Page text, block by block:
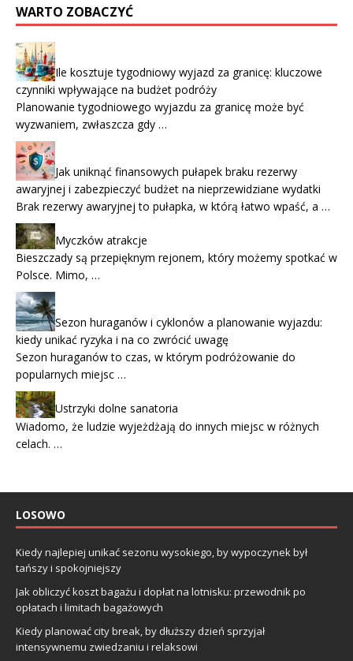
WARTO ZOBACZYĆ
Ile kosztuje tygodniowy wyjazd za granicę: kluczowe
czynniki wpływające na budżet podróży
Planowanie tygodniowego wyjazdu za granicę może być
wyzwaniem, zwłaszcza gdy …
Jak uniknąć finansowych pułapek braku rezerwy
awaryjnej i zabezpieczyć budżet na nieprzewidziane wydatki
Brak rezerwy awaryjnej to pułapka, w którą łatwo wpaść, a …
Myczków atrakcje
Bieszczady są przepięknym rejonem, który możemy spotkać w
Polsce. Mimo, …
Sezon huraganów i cyklonów a planowanie wyjazdu:
kiedy unikać ryzyka i na co zwrócić uwagę
Sezon huraganów to czas, w którym podróżowanie do
popularnych miejsc …
Ustrzyki dolne sanatoria
Wiadomo, że ludzie wyjeżdżają do innych miejsc w różnych
celach. …
LOSOWO
Kiedy najlepiej unikać sezonu wysokiego, by wypoczynek był
tańszy i spokojniejszy
Jak obliczyć koszt bagażu i dopłat na lotnisku: przewodnik po
opłatach i limitach bagażowych
Kiedy planować city break, by dłuższy dzień sprzyjał
intensywnemu zwiedzaniu i relaksowi